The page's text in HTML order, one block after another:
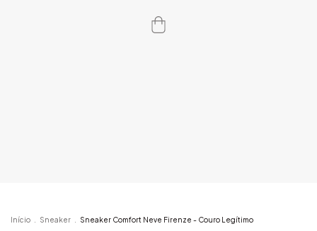
Início . Sneaker . Sneaker Comfort Neve Firenze - Couro Legítimo